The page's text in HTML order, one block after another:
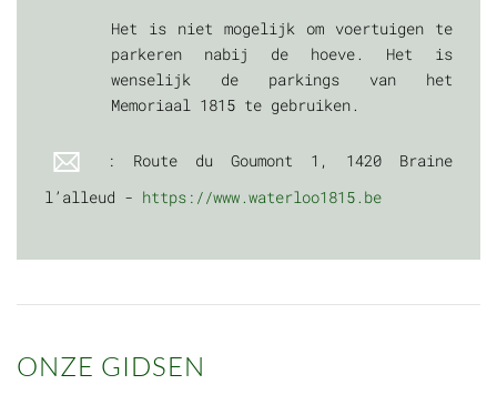
Het is niet mogelijk om voertuigen te
parkeren nabij de hoeve. Het is
wenselijk de parkings van het
Memoriaal 1815 te gebruiken.
: Route du Goumont 1, 1420 Braine
l’alleud - https://www.waterloo1815.be
ONZE GIDSEN